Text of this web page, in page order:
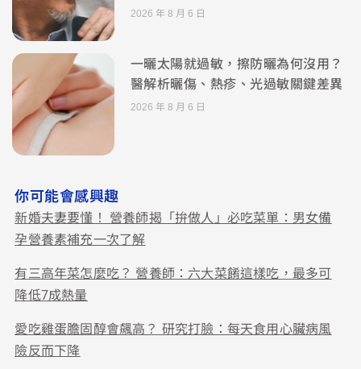
2026 年 8 月 6 日
一曬太陽就過敏，擦防曬為何沒用？
醫解析曬傷、熱疹、光過敏關鍵差異
2026 年 8 月 6 日
你可能會感興趣
新婚夫妻要懂！ 營養師揭「拚做人」必吃菜單：男女備
孕營養素補充一次了解
有三高年菜怎麼吃？ 營養師：六大菜餚這樣吃，最多可
降低7成熱量
愛吃雞蛋膽固醇會飆高？ 研究打臉：每天食用心臟病風
險反而下降